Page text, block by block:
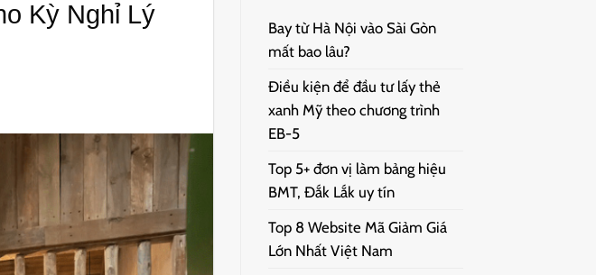
Kỳ Nghỉ Lý
Bay từ Hà Nội vào Sài Gòn
mất bao lâu?
Điều kiện để đầu tư lấy thẻ
xanh Mỹ theo chương trình
EB-5
Top 5+ đơn vị làm bảng hiệu
BMT, Đắk Lắk uy tín
Top 8 Website Mã Giảm Giá
Lớn Nhất Việt Nam